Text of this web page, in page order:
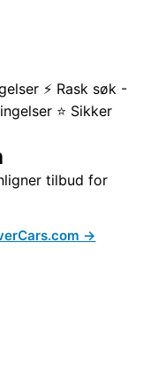
⚡ Rask søk -
⭐ Sikker
tilbud for
→